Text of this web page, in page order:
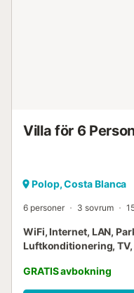
Villa för 6
Polop, Costa Blanca
6 personer 3 sovrum
WiFi, Internet, LAN,
Luftkonditionering,
GRATIS avbokning